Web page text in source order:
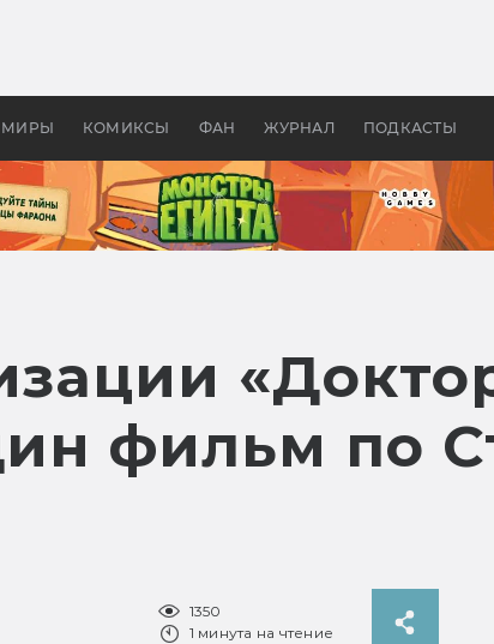
МИРЫ КОМИКСЫ ФАН ЖУРНАЛ ПОДКАСТЫ
в России —
бы «Властелина колец»
фильм по
1350
1 минута на чтение